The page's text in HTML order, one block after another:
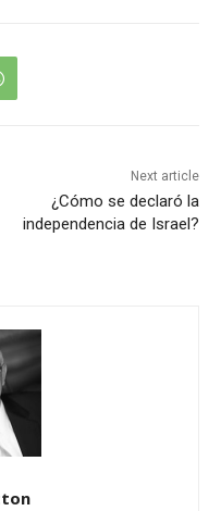
Next article
¿Cómo se declaró la
independencia de Israel?